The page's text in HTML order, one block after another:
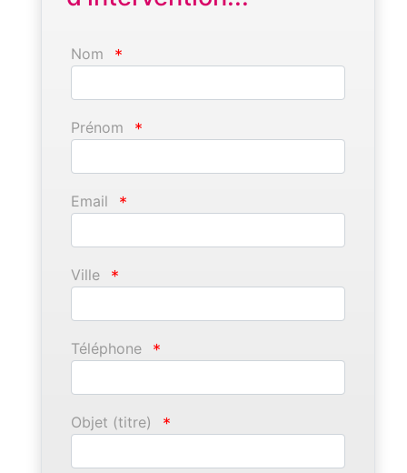
Nom *
Prénom *
Email *
Ville *
Téléphone *
Objet (titre) *